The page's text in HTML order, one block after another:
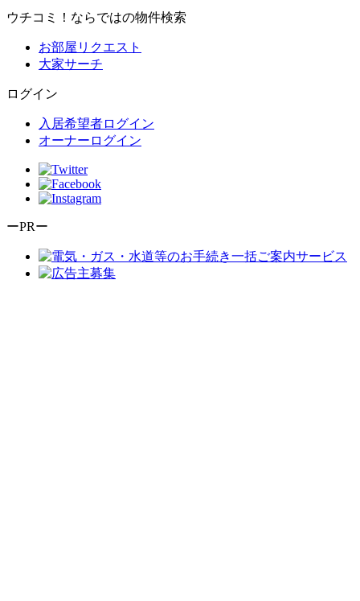
ウチコミ！ならではの物件検索
お部屋リクエスト
大家サーチ
ログイン
入居希望者ログイン
オーナーログイン
ーPRー